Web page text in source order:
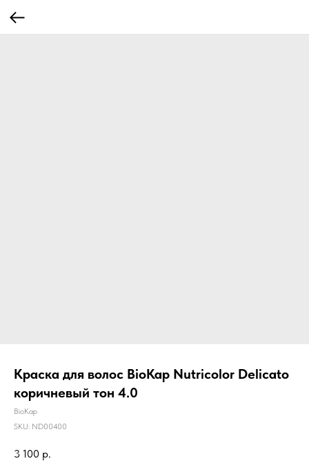
Краска для волос BioKap Nutricolor Delicato
коричневый тон 4.0
BioKap
SKU: ND00400
3 100 р.